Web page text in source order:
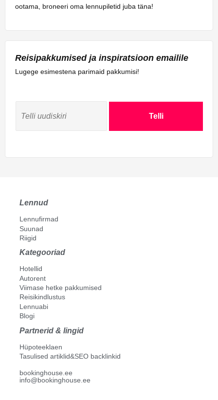
ootama, broneeri oma lennupiletid juba täna!
Reisipakkumised ja inspiratsioon emailile
Lugege esimestena parimaid pakkumisi!
Telli
Lennud
Lennufirmad
Suunad
Riigid
Kategooriad
Hotellid
Autorent
Viimase hetke pakkumised
Reisikindlustus
Lennuabi
Blogi
Partnerid & lingid
Hüpoteeklaen
Tasulised artiklid&SEO backlinkid
bookinghouse.ee
info@bookinghouse.ee